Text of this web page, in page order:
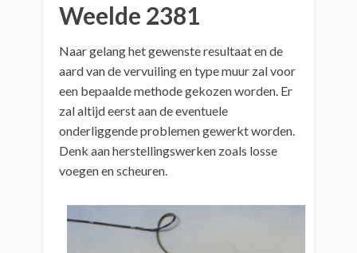
Weelde 2381
Naar gelang het gewenste resultaat en de
aard van de vervuiling en type muur zal voor
een bepaalde methode gekozen worden. Er
zal altijd eerst aan de eventuele
onderliggende problemen gewerkt worden.
Denk aan herstellingswerken zoals losse
voegen en scheuren.